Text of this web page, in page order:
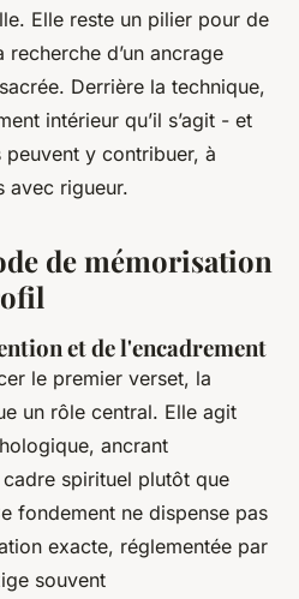
Elle reste un pilier pour de
d’un ancrage
Derrière la technique,
intérieur qu’il s’agit - et
y contribuer, à
avec rigueur.
de mémorisation
et de l'encadrement
le premier verset, la
un rôle central. Elle agit
ancrant
cadre spirituel plutôt que
fondement ne dispense pas
exacte, réglementée par
souvent